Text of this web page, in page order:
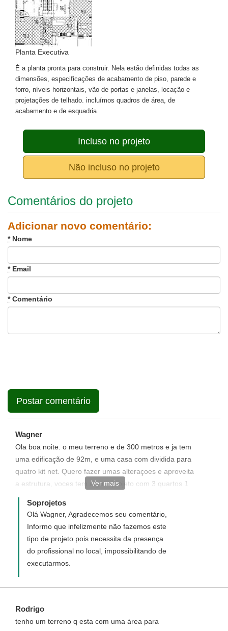
Planta Executiva
É a planta pronta para construir. Nela estão definidas todas as
dimensões, especificações de acabamento de piso, parede e
forro, níveis horizontais, vão de portas e janelas, locação e
projetações de telhado. incluímos quadros de área, de
acabamento e de esquadria.
Incluso no projeto
Não incluso no projeto
Comentários do projeto
Adicionar novo comentário:
*Nome
*Email
*Comentário
Wagner
Ola boa noite. o meu terreno e de 300 metros e ja tem
uma edificação de 92m, e uma casa com dividida para
quatro kit net. Quero fazer umas alteraçoes e aproveita
a estrutura, voces tem algum projeto com 3 quartos 1
suite 1 banheiro garagem e area de serviço?
Ver mais
Soprojetos
Olá Wagner, Agradecemos seu comentário,
Informo que infelizmente não fazemos este
tipo de projeto pois necessita da presença
do profissional no local, impossibilitando de
executarmos.
Rodrigo
tenho um terreno q esta com uma área para